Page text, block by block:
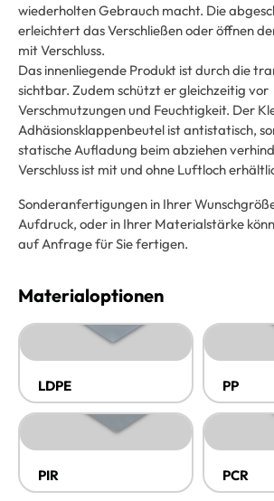
wiederholten Gebrauch macht. Die
erleichtert das Verschließen oder öffnen
mit Verschluss.
Das innenliegende Produkt ist durch die
sichtbar. Zudem schützt er gleichzeitig vor
Verschmutzungen und Feuchtigkeit. Der
Adhäsionsklappenbeutel ist antistatisch,
statische Aufladung beim abziehen
Verschluss ist mit und ohne Luftloch
Sonderanfertigungen in Ihrer
Aufdruck, oder in Ihrer Materialstärke
auf Anfrage für Sie fertigen.
Materialoptionen
LDPE PP
PIR PCR